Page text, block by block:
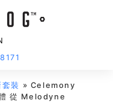
裝 » Celemony
從 Melodyne